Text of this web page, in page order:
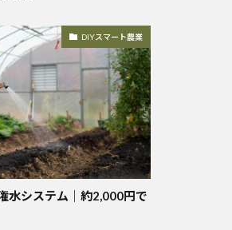
DIYスマート農業
水システム｜約2,000円で